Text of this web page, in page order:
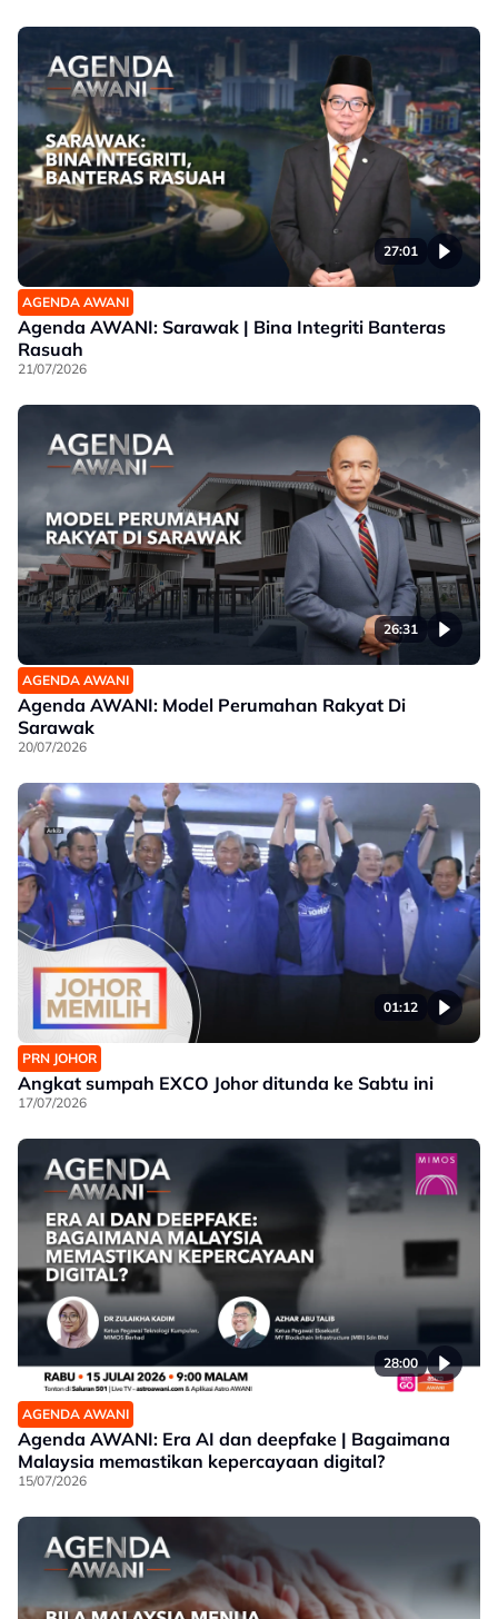
27:01
AGENDA AWANI
Agenda AWANI: Sarawak | Bina Integriti Banteras
Rasuah
21/07/2026
26:31
AGENDA AWANI
Agenda AWANI: Model Perumahan Rakyat Di
Sarawak
20/07/2026
01:12
PRN JOHOR
Angkat sumpah EXCO Johor ditunda ke Sabtu ini
17/07/2026
28:00
AGENDA AWANI
Agenda AWANI: Era AI dan deepfake | Bagaimana
Malaysia memastikan kepercayaan digital?
15/07/2026